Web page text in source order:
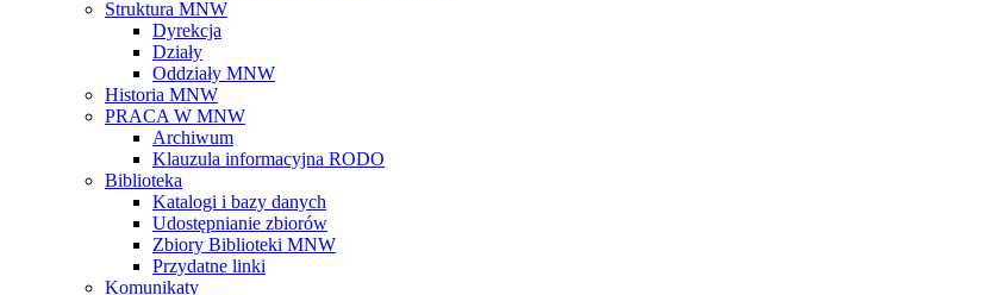
Struktura MNW
Dyrekcja
Działy
Oddziały MNW
Historia MNW
PRACA W MNW
Archiwum
Klauzula informacyjna RODO
Biblioteka
Katalogi i bazy danych
Udostępnianie zbiorów
Zbiory Biblioteki MNW
Przydatne linki
Komunikaty